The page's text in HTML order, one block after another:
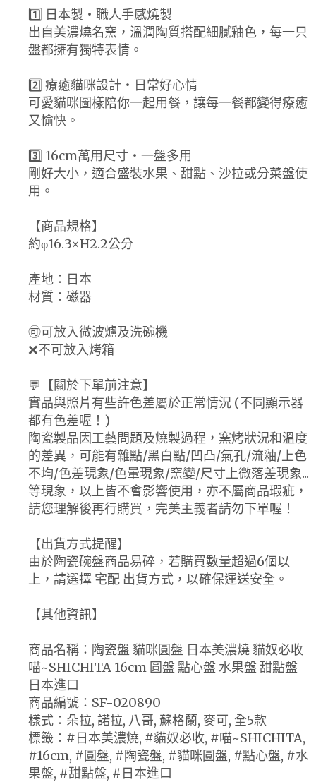
1️⃣ 日本製・職人手感燒製
出自美濃燒名窯，溫潤陶質搭配細膩釉色，每一只
盤都擁有獨特表情。
2️⃣ 療癒貓咪設計・日常好心情
可愛貓咪圖樣陪你一起用餐，讓每一餐都變得療癒
又愉快。
3️⃣ 16cm萬用尺寸・一盤多用
剛好大小，適合盛裝水果、甜點、沙拉或分菜盤使
用。
【商品規格】
約φ16.3×H2.2公分
產地：日本
材質：磁器
🉑可放入微波爐及洗碗機
❌不可放入烤箱
💬【關於下單前注意】
實品與照片有些許色差屬於正常情況 (不同顯示器
都有色差喔！)
陶瓷製品因工藝問題及燒製過程，窯烤狀況和溫度
的差異，可能有雜點/黑白點/凹凸/氣孔/流釉/上色
不均/色差現象/色暈現象/窯變/尺寸上微落差現象...
等現象，以上皆不會影響使用，亦不屬商品瑕疵，
請您理解後再行購買，完美主義者請勿下單喔！
【出貨方式提醒】
由於陶瓷碗盤商品易碎，若購買數量超過6個以
上，請選擇 宅配 出貨方式，以確保運送安全。
【其他資訊】
商品名稱：陶瓷盤 貓咪圓盤 日本美濃燒 貓奴必收
喵~SHICHITA 16cm 圓盤 點心盤 水果盤 甜點盤
日本進口
商品編號：SF-020890
樣式：朵拉, 諾拉, 八哥, 蘇格蘭, 麥可, 全5款
標籤：#日本美濃燒, #貓奴必收, #喵~SHICHITA,
#16cm, #圓盤, #陶瓷盤, #貓咪圓盤, #點心盤, #水
果盤, #甜點盤, #日本進口